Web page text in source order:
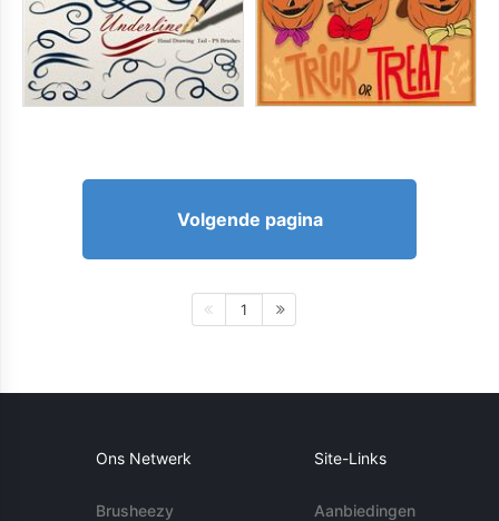
Volgende pagina
1
Ons Netwerk
Brusheezy
Site-Links
Aanbiedingen